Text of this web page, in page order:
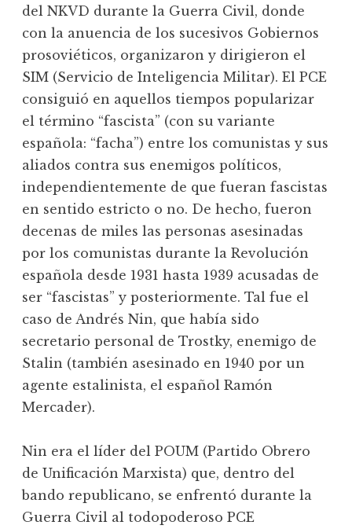
del NKVD durante la Guerra Civil, donde
con la anuencia de los sucesivos Gobiernos
prosoviéticos, organizaron y dirigieron el
SIM (Servicio de Inteligencia Militar). El PCE
consiguió en aquellos tiempos popularizar
el término “fascista” (con su variante
española: “facha”) entre los comunistas y sus
aliados contra sus enemigos políticos,
independientemente de que fueran fascistas
en sentido estricto o no. De hecho, fueron
decenas de miles las personas asesinadas
por los comunistas durante la Revolución
española desde 1931 hasta 1939 acusadas de
ser “fascistas” y posteriormente. Tal fue el
caso de Andrés Nin, que había sido
secretario personal de Trostky, enemigo de
Stalin (también asesinado en 1940 por un
agente estalinista, el español Ramón
Mercader).
Nin era el líder del POUM (Partido Obrero
de Unificación Marxista) que, dentro del
bando republicano, se enfrentó durante la
Guerra Civil al todopoderoso PCE